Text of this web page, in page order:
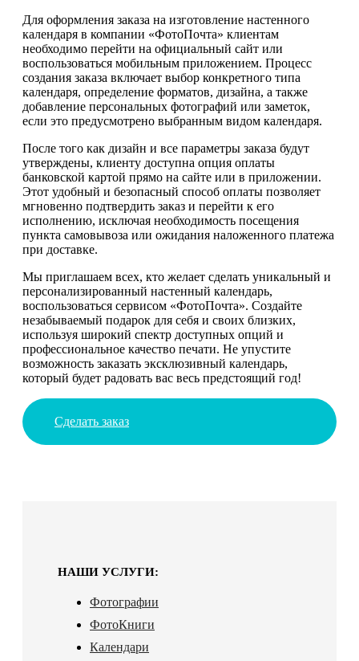
Для оформления заказа на изготовление настенного
календаря в компании «ФотоПочта» клиентам
необходимо перейти на официальный сайт или
воспользоваться мобильным приложением. Процесс
создания заказа включает выбор конкретного типа
календаря, определение форматов, дизайна, а также
добавление персональных фотографий или заметок,
если это предусмотрено выбранным видом календаря.
После того как дизайн и все параметры заказа будут
утверждены, клиенту доступна опция оплаты
банковской картой прямо на сайте или в приложении.
Этот удобный и безопасный способ оплаты позволяет
мгновенно подтвердить заказ и перейти к его
исполнению, исключая необходимость посещения
пункта самовывоза или ожидания наложенного платежа
при доставке.
Мы приглашаем всех, кто желает сделать уникальный и
персонализированный настенный календарь,
воспользоваться сервисом «ФотоПочта». Создайте
незабываемый подарок для себя и своих близких,
используя широкий спектр доступных опций и
профессиональное качество печати. Не упустите
возможность заказать эксклюзивный календарь,
который будет радовать вас весь предстоящий год!
Сделать заказ
НАШИ УСЛУГИ:
Фотографии
ФотоКниги
Календари